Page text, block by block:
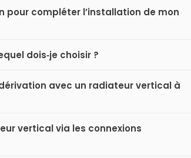
pour compléter l’installation de mon
dois‑je choisir ?
avec un radiateur vertical à
vertical via les connexions